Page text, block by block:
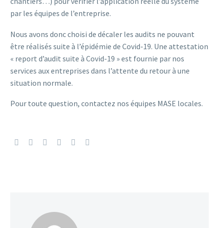
par les équipes de l’entreprise.
Nous avons donc choisi de décaler les audits ne pouvant
être réalisés suite à l’épidémie de Covid-19. Une attestation
« report d’audit suite à Covid-19 » est fournie par nos
services aux entreprises dans l’attente du retour à une
situation normale.
Pour toute question, contactez nos équipes MASE locales.